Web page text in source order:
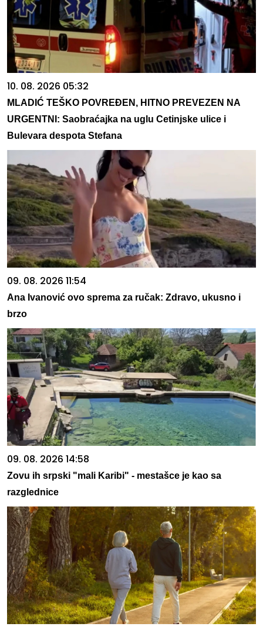
10. 08. 2026 05:32
MLADIĆ TEŠKO POVREĐEN, HITNO PREVEZEN NA
URGENTNI: Saobraćajka na uglu Cetinjske ulice i
Bulevara despota Stefana
09. 08. 2026 11:54
Ana Ivanović ovo sprema za ručak: Zdravo, ukusno i
brzo
09. 08. 2026 14:58
Zovu ih srpski "mali Karibi" - mestašce je kao sa
razglednice